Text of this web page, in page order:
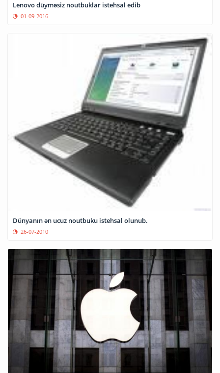
Lenovo düyməsiz noutbuklar istehsal edib
01-09-2016
Dünyanın ən ucuz noutbuku istehsal olunub.
26-07-2010